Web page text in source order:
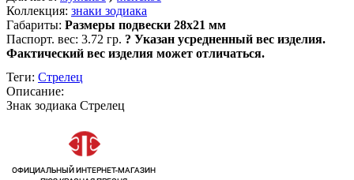
Коллекция: знаки зодиака
Габариты: Размеры подвески 28х21 мм
Паспорт. вес: 3.72 гр. ? Указан усредненный вес изделия.
Фактический вес изделия может отличаться.
Теги: Стрелец
Описание:
Знак зодиака Стрелец